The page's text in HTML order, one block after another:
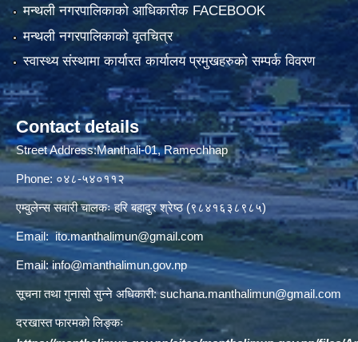
मन्थली नगरपालिकाको आधिकारीक FACEBOOK
मन्थली नगरपालिकाको वृतचित्र
स्वास्थ्य संस्थामा कार्यारत कार्यालय प्रमुखहरुको सम्पर्क विवरण
Contact details
Street Address:Manthali-01, Ramechhap
Phone: ०४८-५४०११२
एम्वुलेन्स सवारी चालकः हरि बहादुर श्रेष्ठ (९८४१६३८९८५)
Email:ito.manthalimun@gmail.com
Email:info@manthalimun.gov.np
सूचना तथा गुनासो सुन्ने अधिकारी:suchana.manthalimun@gmail.com
दरखास्त फारमको लिङ्कः